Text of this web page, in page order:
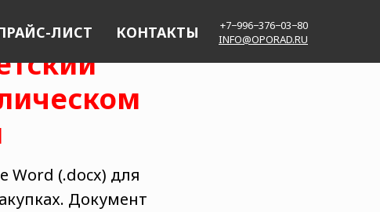
ЛИСТ КОНТАКТЫ
+7−996−376−03−80
INFO@OPORAD.RU
Word (.docx) для
Документ